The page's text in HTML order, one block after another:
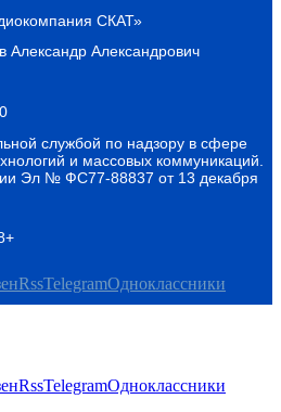
СКАТ»
Александр Александрович
службой по надзору в сфере
и массовых коммуникаций.
Эл № ФС77-88837 от 13 декабря
RssTelegramОдноклассники
RssTelegramОдноклассники